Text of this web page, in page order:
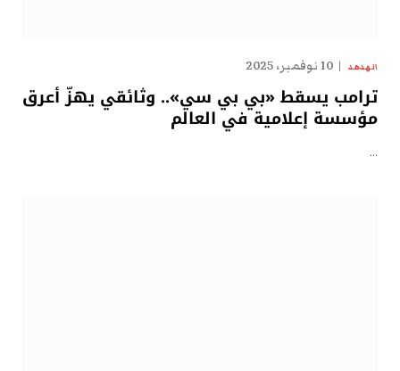
الهدهد 10 نوفمبر، 2025
ترامب يسقط «بي بي سي».. وثائقي يهزّ أعرق
مؤسسة إعلامية في العالم
…